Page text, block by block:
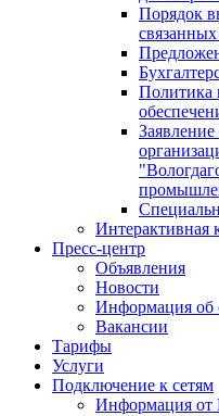
Порядок
Политика
Интерактивная
Пресс-центр
Объявления
Новости
Информация об
Вакансии
Тарифы
Услуги
Подключение к сетям
Информация